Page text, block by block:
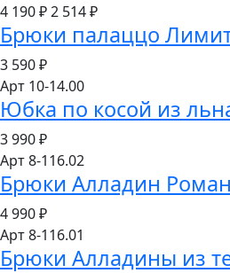
4 190 ₽2 514₽
Брюки палаццо
3 590₽
Арт 10-14.00
Юбка по косой из
3 990₽
Арт 8-116.02
Брюки Алладин
4 990₽
Арт 8-116.01
Брюки Алладины из